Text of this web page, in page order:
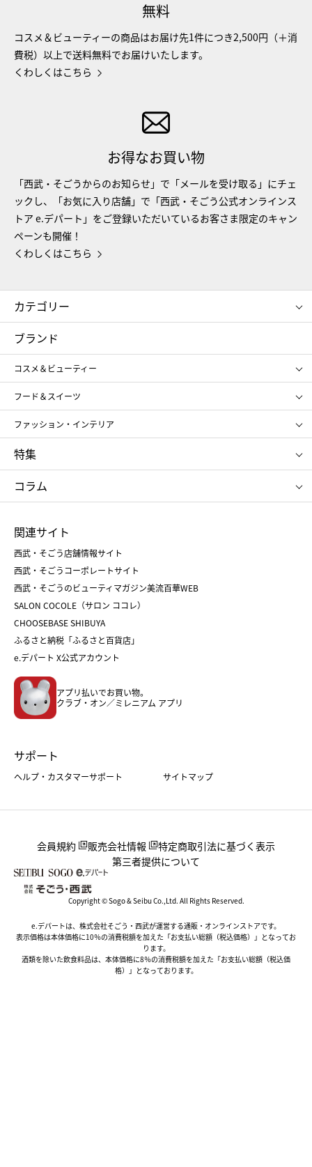
無料
コスメ＆ビューティーの商品はお届け先1件につき2,500円（＋消
費税）以上で送料無料でお届けいたします。
くわしくはこちら
お得なお買い物
「西武・そごうからのお知らせ」で「メールを受け取る」にチェ
ックし、「お気に入り店舗」で「西武・そごう公式オンラインス
トア e.デパート」をご登録いただいているお客さま限定のキャン
ペーンも開催！
くわしくはこちら
カテゴリー
コスメ＆ビューティー
ギフト
レディース
メンズ
スポーツ・アウトドア
お中元
お歳暮
ブランド
コスメ＆ビューティー
SHISEIDO
ポール&ジョー ボーテ
ジルスチュアート
NARS
RMK
クリニーク
SK-Ⅱ
フード＆スイーツ
アンリ・シャルパンティエ
ゴディバ
新宿高野
たねや
ねんりん家
ファッション・インテリア
ポロ ラルフ ローレン
タケオ キクチ
ママ＆キッズ
シュタイフ
特集
お中元
ひな人形
五月人形
父の日
クリスマスケーキ
ホワイトデー
コラム
菓子折り
和菓子
人気のギフト
バレンタイン
ホワイトデー
おせち
フード
ホーム・キッチン＆アート
関連サイト
西武・そごう店舗情報サイト
西武・そごうコーポレートサイト
西武・そごうのビューティマガジン美流百華WEB
SALON COCOLE（サロン ココレ）
CHOOSEBASE SHIBUYA
ふるさと納税「ふるさと百貨店」
e.デパート X公式アカウント
アプリ払いでお買い物。
クラブ・オン／ミレニアム アプリ
サポート
ヘルプ・カスタマーサポート サイトマップ
会員規約 販売会社情報
特定商取引法に基づく表示
第三者提供について
Copyright © Sogo & Seibu Co.,Ltd. All Rights Reserved.
e.デパートは、株式会社そごう・西武が運営する通販・オンラインストアです。
表示価格は本体価格に10％の消費税額を加えた「お支払い総額（税込価格）」となってお
ります。
酒類を除いた飲食料品は、本体価格に8％の消費税額を加えた「お支払い総額（税込価
格）」となっております。